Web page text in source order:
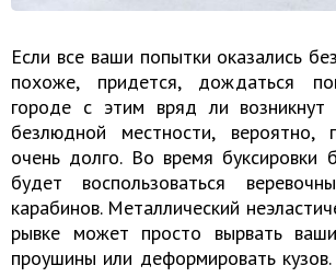
Если все ваши попытки оказались
похоже, придется, дождаться
городе с этим вряд ли
безлюдной местности, вероятно,
очень долго. Во время буксировки
будет воспользоваться
карабинов. Металлический
рывке может просто вырвать
проушины или деформировать